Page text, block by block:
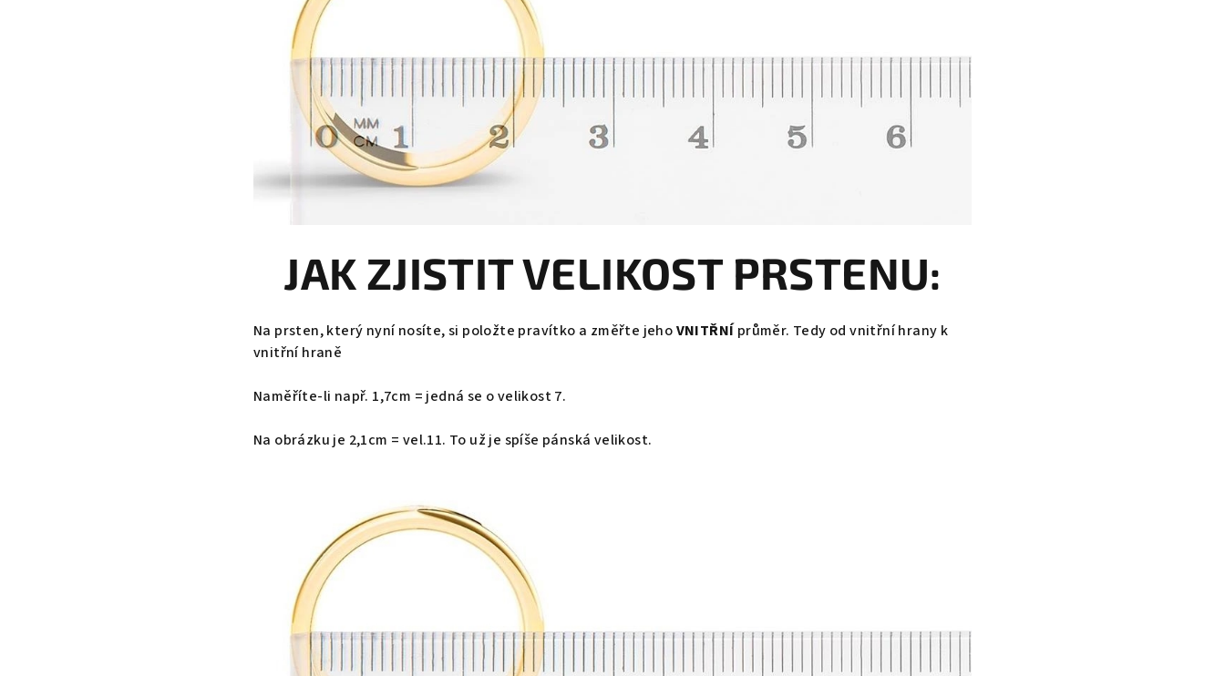
JAK ZJISTIT VELIKOST PRSTENU:
Na prsten, který nyní nosíte, si položte pravítko a změřte jehoVNITŘNÍ průměr. Tedy od vnitřní hrany k
vnitřní hraně
Naměříte-li např. 1,7cm = jedná se o velikost 7.
Na obrázku je 2,1cm = vel.11. To už je spíše pánská velikost.